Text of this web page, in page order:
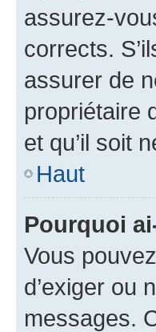
assurez-
corrects.
assurer de
propriétaire
et qu’il soit
Haut
Pourquoi
Vous
d’exiger ou
messages.